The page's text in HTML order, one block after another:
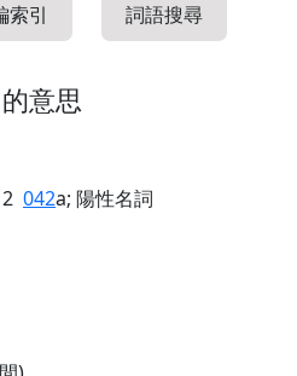
索引 詞語搜尋
意思
042a; 陽性名詞